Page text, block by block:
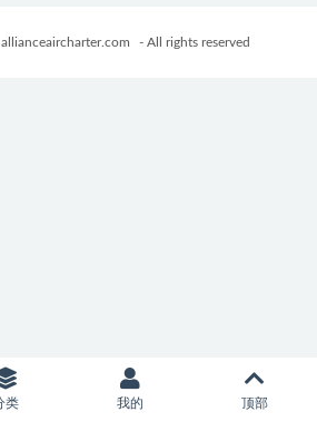
allianceaircharter.com - All rights reserved
类 我的 顶部